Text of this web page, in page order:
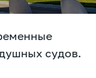
судов.